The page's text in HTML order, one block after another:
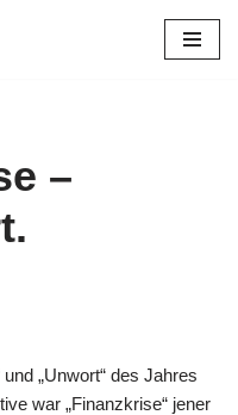
–
„Unwort“ des Jahres
war „Finanzkrise“ jener